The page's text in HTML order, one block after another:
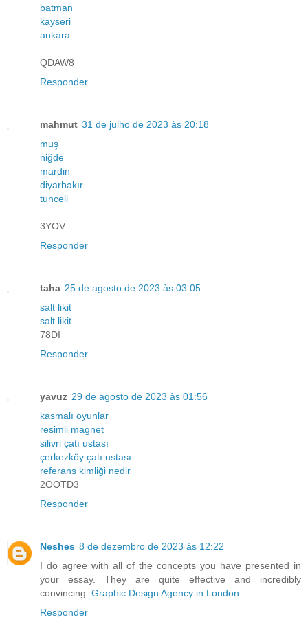
batman
kayseri
ankara
QDAW8
Responder
mahmut 31 de julho de 2023 às 20:18
muş
niğde
mardin
diyarbakır
tunceli
3YOV
Responder
taha 25 de agosto de 2023 às 03:05
salt likit
salt likit
78Dİ
Responder
yavuz 29 de agosto de 2023 às 01:56
kasmalı oyunlar
resimli magnet
silivri çatı ustası
çerkezköy çatı ustası
referans kimliği nedir
2OOTD3
Responder
Neshes 8 de dezembro de 2023 às 12:22
I do agree with all of the concepts you have presented in
your essay. They are quite effective and incredibly
convincing. Graphic Design Agency in London
Responder